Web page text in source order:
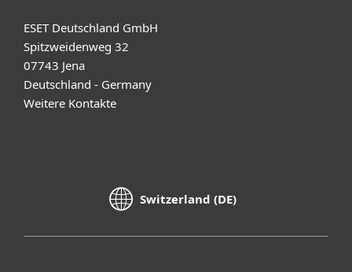
ESET Deutschland GmbH
Spitzweidenweg 32
07743 Jena
Deutschland - Germany
Weitere Kontakte
Switzerland (DE)